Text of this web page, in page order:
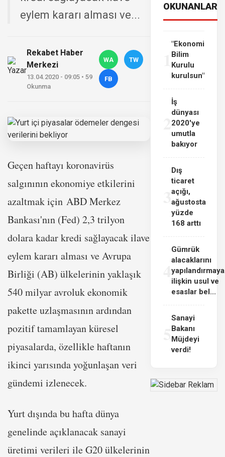
eylem kararı alması ve...
Rekabet Haber
Merkezi
13.04.2020 - 09:05 • 59
Okunma
WA TW
FB
Geçen haftayı koronavirüs
salgınının ekonomiye etkilerini
azaltmak için ABD Merkez
Bankası'nın (Fed) 2,3 trilyon
dolara kadar kredi sağlayacak ilave
eylem kararı alması ve Avrupa
Birliği (AB) ülkelerinin yaklaşık
540 milyar avroluk ekonomik
pakette uzlaşmasının ardından
pozitif tamamlayan küresel
piyasalarda, özellikle haftanın
ikinci yarısında yoğunlaşan veri
gündemi izlenecek.
Yurt dışında bu hafta dünya
genelinde açıklanacak sanayi
üretimi verileri ile G20 ülkelerinin
OKUNANLAR
"Ekonomi
Bilim
Kurulu
kurulsun"
İş
dünyası
2020'ye
umutla
bakıyor
3
Dış
ticaret
açığı,
ağustosta
yüzde
168 arttı
4
Gümrük
alacaklarını
yapılandırmaya
ilişkin usul ve
esaslar bel...
Sanayi
Bakanı
Müjdeyi
verdi!